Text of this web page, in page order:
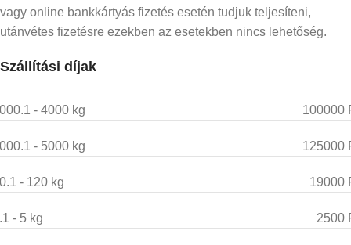
vagy online bankkártyás fizetés esetén tudjuk teljesíteni,
utánvétes fizetésre ezekben az esetekben nincs lehetőség.
Szállítási díjak
- 4000 kg 100000
- 5000 kg 125000
- 120 kg 19000
- 5 kg 2500